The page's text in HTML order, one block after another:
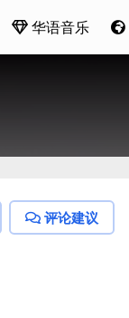
华语音乐
评论建议